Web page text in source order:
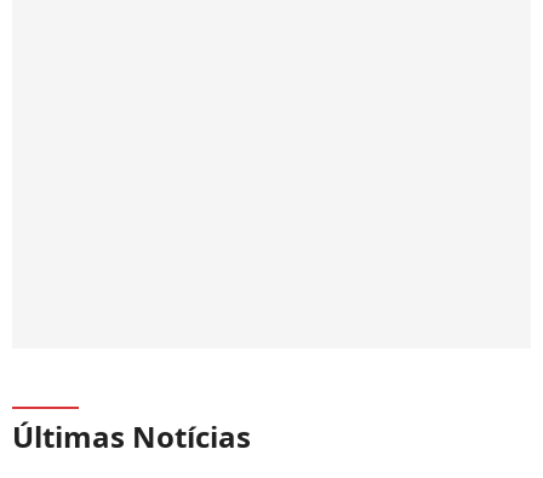
Últimas Notícias